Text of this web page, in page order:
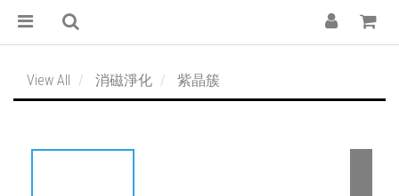
View All 消磁淨化 紫晶簇